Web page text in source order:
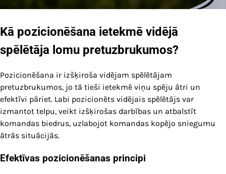
Kā pozicionēšana ietekmē vidējā
spēlētāja lomu pretuzbrukumos?
Pozicionēšana ir izšķiroša vidējam spēlētājam
pretuzbrukumos, jo tā tieši ietekmē viņu spēju ātri un
efektīvi pāriet. Labi pozicionēts vidējais spēlētājs var
izmantot telpu, veikt izšķirošas darbības un atbalstīt
komandas biedrus, uzlabojot komandas kopējo sniegumu
ātrās situācijās.
Efektīvas pozicionēšanas principi